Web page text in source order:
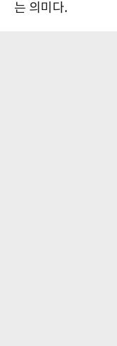
는 의미다.